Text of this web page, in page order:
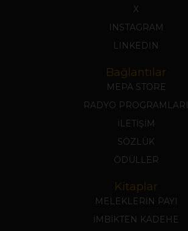
X
INSTAGRAM
LINKEDIN
Bağlantılar
MEPA STORE
RADYO PROGRAMLARI
İLETİŞİM
SÖZLÜK
ÖDÜLLER
Kitaplar
MELEKLERİN PAYI
İMBİKTEN KADEHE